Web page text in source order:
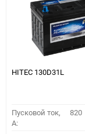
HITEC 130D31L
Пусковой ток,
A:
820